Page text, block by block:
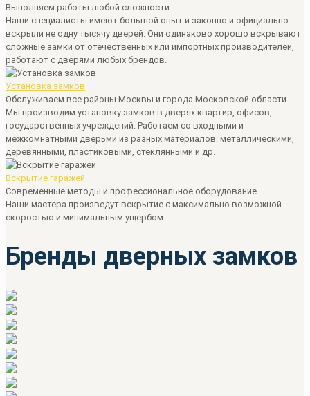
Выполняем работы любой сложности
Наши специалисты имеют большой опыт и законно и официально
вскрыли не одну тысячу дверей. Они одинаково хорошо вскрывают
сложные замки от отечественных или импортных производителей,
работают с дверями любых брендов.
Установка замков
Обслуживаем все районы Москвы и города Московской области
Мы производим установку замков в дверях квартир, офисов,
государственных учреждений. Работаем со входными и
межкомнатными дверьми из разных материалов: металлическими,
деревянными, пластиковыми, стеклянными и др.
Вскрытие гаражей
Современные методы и профессиональное оборудование
Наши мастера произведут вскрытие с максимально возможной
скоростью и минимальным ущербом.
Бренды дверных замков